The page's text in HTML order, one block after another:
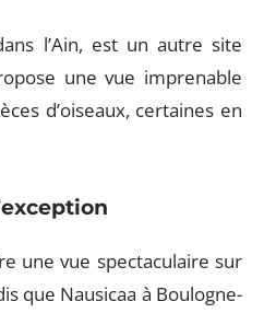
l’Ain, est un autre site
une vue imprenable
d’oiseaux, certaines en
une vue spectaculaire sur
que Nausicaa à Boulogne-